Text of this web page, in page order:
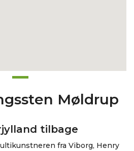
Møldrup
tilbage
fra Viborg, Henry